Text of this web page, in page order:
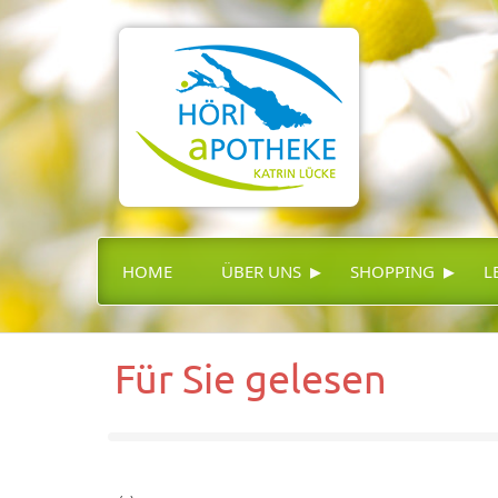
HOME ÜBER UNS ▸ SHOPPING ▸
Für Sie gelesen